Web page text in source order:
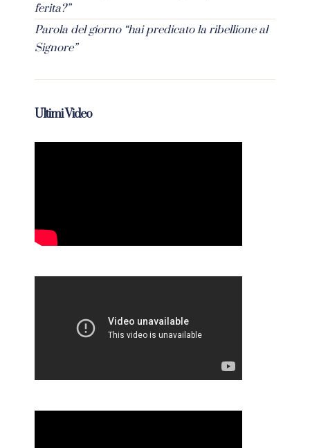
ferita?”
Parola del giorno “hai predicato la ribellione al
Signore”
Ultimi Video